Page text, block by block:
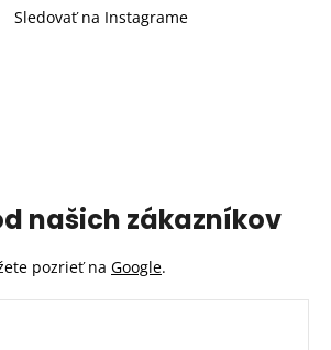
Sledovať na Instagrame
našich zákazníkov
pozrieť na Google.